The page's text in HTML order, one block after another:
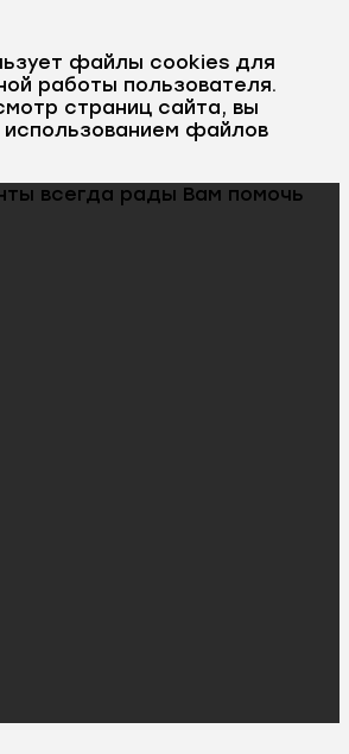
файлы cookies для
работы пользователя.
страниц сайта, вы
файлов
всегда рады Вам помочь